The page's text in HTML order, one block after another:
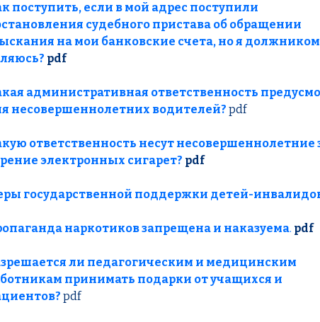
поступить, если в мой адрес поступили
судебного пристава об обращении
на мои банковские счета, но я
pdf
административная ответственность
несовершеннолетних водителей? pdf
ответственность несут несовершеннолетние
электронных сигарет? pdf
государственной поддержки детей-
наркотиков запрещена и наказуема. pdf
ли педагогическим и медицинским
принимать подарки от учащихся и
pdf